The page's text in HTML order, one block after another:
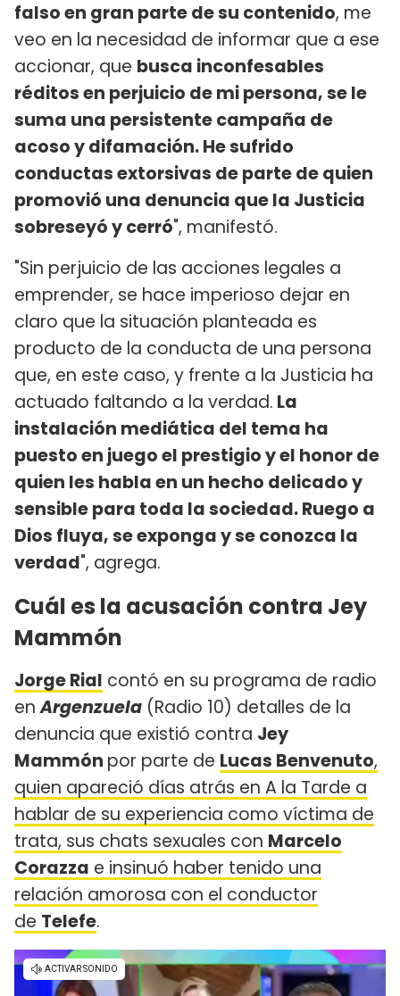
falso en gran parte de su contenido, me
veo en la necesidad de informar que a ese
accionar, que busca inconfesables
réditos en perjuicio de mi persona, se le
suma una persistente campaña de
acoso y difamación. He sufrido
conductas extorsivas de parte de quien
promovió una denuncia que la Justicia
sobreseyó y cerró", manifestó.
"Sin perjuicio de las acciones legales a
emprender, se hace imperioso dejar en
claro que la situación planteada es
producto de la conducta de una persona
que, en este caso, y frente a la Justicia ha
actuado faltando a la verdad. La
instalación mediática del tema ha
puesto en juego el prestigio y el honor de
quien les habla en un hecho delicado y
sensible para toda la sociedad. Ruego a
Dios fluya, se exponga y se conozca la
verdad", agrega.
Cuál es la acusación contra Jey
Mammón
Jorge Rial contó en su programa de radio
enArgenzuela (Radio 10) detalles de la
denuncia que existió contra Jey
Mammón por parte de Lucas Benvenuto,
quien apareció días atrás en A la Tarde a
hablar de su experiencia como víctima de
trata, sus chats sexuales con Marcelo
Corazza e insinuó haber tenido una
relación amorosa con el conductor
de Telefe.